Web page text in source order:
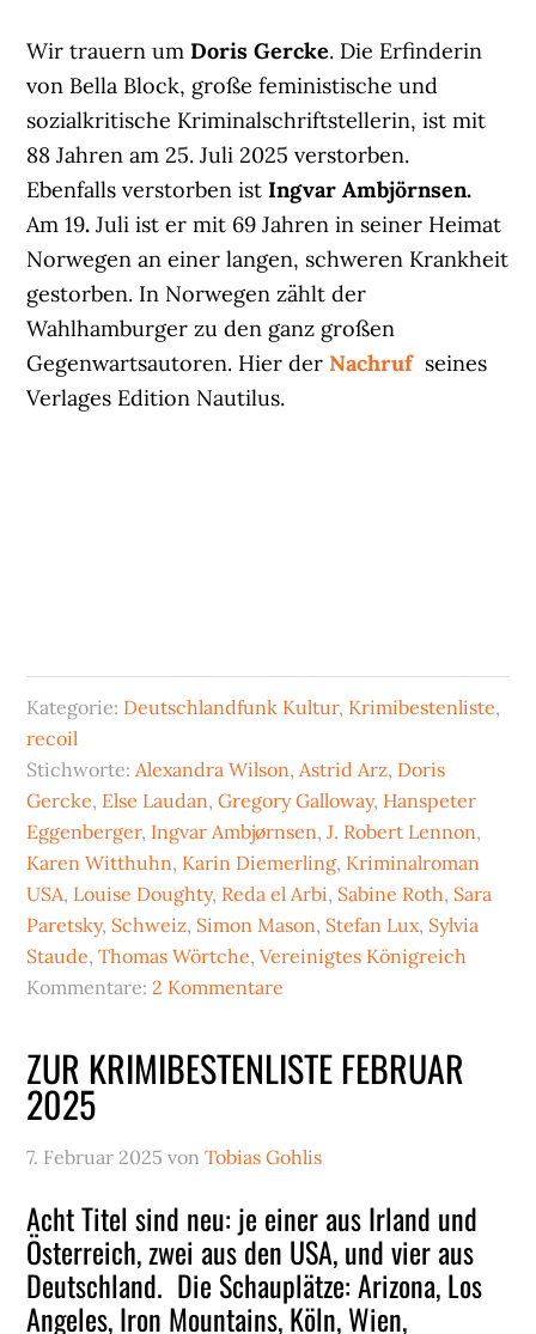
Wir trauern umDoris Gercke. Die Erfinderin
von Bella Block, große feministische und
sozialkritische Kriminalschriftstellerin, ist mit
88 Jahren am 25. Juli 2025 verstorben.
Ebenfalls verstorben istIngvar Ambjörnsen.
Am 19.Juli ist er mit 69 Jahren in seiner Heimat
Norwegen an einer langen, schweren Krankheit
gestorben. In Norwegen zählt der
Wahlhamburger zu den ganz großen
Gegenwartsautoren. Hier derNachrufseines
Verlages Edition Nautilus.
Kategorie: Deutschlandfunk Kultur, Krimibestenliste,
recoil
Stichworte:Alexandra Wilson,Astrid Arz, Doris
Gercke, Else Laudan,Gregory Galloway, Hanspeter
Eggenberger, Ingvar Ambjørnsen,J. Robert Lennon,
Karen Witthuhn, Karin Diemerling, Kriminalroman
USA, Louise Doughty, Reda el Arbi, Sabine Roth, Sara
Paretsky, Schweiz, Simon Mason, Stefan Lux, Sylvia
Staude,Thomas Wörtche,Vereinigtes Königreich
Kommentare:2 Kommentare
ZUR KRIMIBESTENLISTE FEBRUAR
2025
7. Februar 2025 vonTobias Gohlis
Acht Titel sind neu: je einer aus Irland und
Österreich, zwei aus den USA, und vier aus
Deutschland. Die Schauplätze: Arizona, Los
Angeles, Iron Mountains, Köln, Wien,